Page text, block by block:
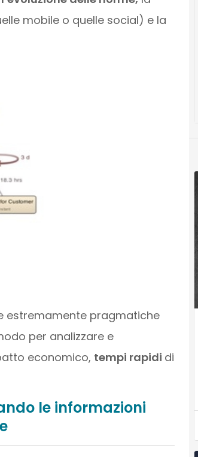
mobile o quelle social) e la
estremamente pragmatiche
per analizzare e
economico, tempi rapidi di
le informazioni